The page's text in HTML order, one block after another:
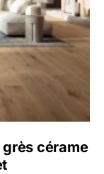
cérame